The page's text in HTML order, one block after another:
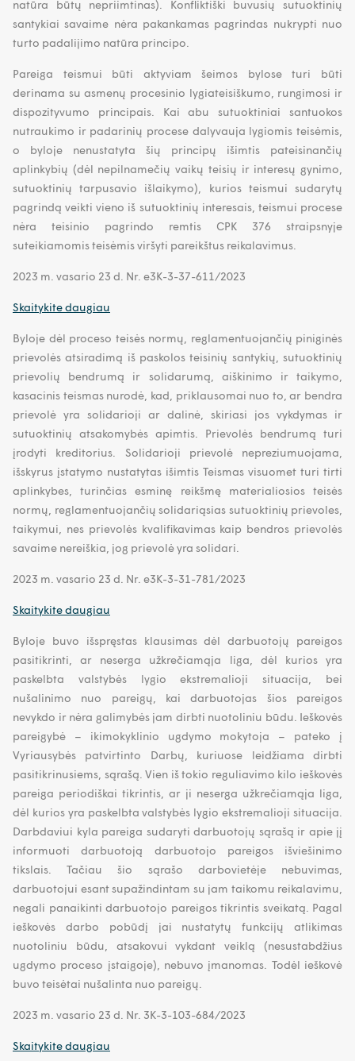
natūra būtų nepriimtinas). Konfliktiški buvusių sutuoktinių
santykiai savaime nėra pakankamas pagrindas nukrypti nuo
turto padalijimo natūra principo.
Pareiga teismui būti aktyviam šeimos bylose turi būti
derinama su asmenų procesinio lygiateisiškumo, rungimosi ir
dispozityvumo principais. Kai abu sutuoktiniai santuokos
nutraukimo ir padarinių procese dalyvauja lygiomis teisėmis,
o byloje nenustatyta šių principų išimtis pateisinančių
aplinkybių (dėl nepilnamečių vaikų teisių ir interesų gynimo,
sutuoktinių tarpusavio išlaikymo), kurios teismui sudarytų
pagrindą veikti vieno iš sutuoktinių interesais, teismui procese
nėra teisinio pagrindo remtis CPK 376 straipsnyje
suteikiamomis teisėmis viršyti pareikštus reikalavimus.
2023 m. vasario 23 d. Nr. e3K-3-37-611/2023
Skaitykite daugiau
Byloje dėl proceso teisės normų, reglamentuojančių piniginės
prievolės atsiradimą iš paskolos teisinių santykių, sutuoktinių
prievolių bendrumą ir solidarumą, aiškinimo ir taikymo,
kasacinis teismas nurodė, kad, priklausomai nuo to, ar bendra
prievolė yra solidarioji ar dalinė, skiriasi jos vykdymas ir
sutuoktinių atsakomybės apimtis. Prievolės bendrumą turi
įrodyti kreditorius. Solidarioji prievolė nepreziumuojama,
išskyrus įstatymo nustatytas išimtis Teismas visuomet turi tirti
aplinkybes, turinčias esminę reikšmę materialiosios teisės
normų, reglamentuojančių solidariąsias sutuoktinių prievoles,
taikymui, nes prievolės kvalifikavimas kaip bendros prievolės
savaime nereiškia, jog prievolė yra solidari.
2023 m. vasario 23 d. Nr. e3K-3-31-781/2023
Skaitykite daugiau
Byloje buvo išspręstas klausimas dėl darbuotojų pareigos
pasitikrinti, ar neserga užkrečiamąja liga, dėl kurios yra
paskelbta valstybės lygio ekstremalioji situacija, bei
nušalinimo nuo pareigų, kai darbuotojas šios pareigos
nevykdo ir nėra galimybės jam dirbti nuotoliniu būdu. Ieškovės
pareigybė – ikimokyklinio ugdymo mokytoja – pateko į
Vyriausybės patvirtinto Darbų, kuriuose leidžiama dirbti
pasitikrinusiems, sąrašą. Vien iš tokio reguliavimo kilo ieškovės
pareiga periodiškai tikrintis, ar ji neserga užkrečiamąja liga,
dėl kurios yra paskelbta valstybės lygio ekstremalioji situacija.
Darbdaviui kyla pareiga sudaryti darbuotojų sąrašą ir apie jį
informuoti darbuotoją darbuotojo pareigos išviešinimo
tikslais. Tačiau šio sąrašo darbovietėje nebuvimas,
darbuotojui esant supažindintam su jam taikomu reikalavimu,
negali panaikinti darbuotojo pareigos tikrintis sveikatą. Pagal
ieškovės darbo pobūdį jai nustatytų funkcijų atlikimas
nuotoliniu būdu, atsakovui vykdant veiklą (nesustabdžius
ugdymo proceso įstaigoje), nebuvo įmanomas. Todėl ieškovė
buvo teisėtai nušalinta nuo pareigų.
2023 m. vasario 23 d. Nr. 3K-3-103-684/2023
Skaitykite daugiau